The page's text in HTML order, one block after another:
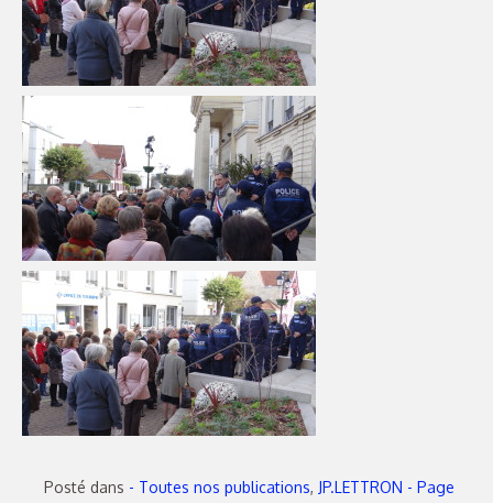
Posté dans - Toutes nos publications, JP.LETTRON - Page